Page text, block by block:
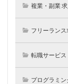
複業・副業
フリーラン
転職サービス
プログラミン